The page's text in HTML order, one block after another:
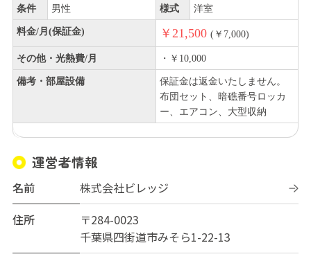
条件 男性 様式 洋室
料金/月(保証金) ￥21,500 (￥7,000)
その他・光熱費/月 ・￥10,000
備考・部屋設備
保証金は返金いたしません。
布団セット、暗礁番号ロッカ
ー、エアコン、大型収納
運営者情報
名前
株式会社ビレッジ
住所
〒284-0023
千葉県四街道市みそら1-22-13